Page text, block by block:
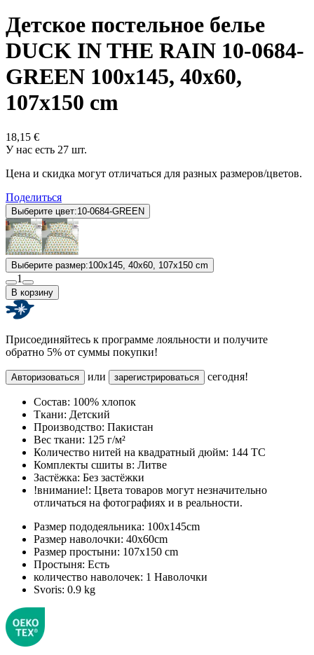
Детское постельное белье
DUCK IN THE RAIN 10-0684-
GREEN 100x145, 40x60,
107x150 cm
18,15 €
У нас есть 27 шт.
Цена и скидка могут отличаться для разных размеров/цветов.
Поделиться
Выберите цвет:10-0684-GREEN
Выберите размер:100x145, 40x60, 107x150 cm
1
В корзину
Присоединяйтесь к программе лояльности и получите
обратно 5% от суммы покупки!
Авторизоваться или зарегистрироваться сегодня!
Состав: 100% хлопок
Ткани: Детский
Производство: Пакистан
Вес ткани: 125 г/м²
Количество нитей на квадратный дюйм: 144 TC
Комплекты сшиты в: Литве
Застёжка: Без застёжки
!внимание!: Цвета товаров могут незначительно
отличаться на фотографиях и в реальности.
Размер пододеяльника: 100x145cm
Размер наволочки: 40x60cm
Размер простыни: 107x150 cm
Простыня: Есть
количество наволочек: 1 Наволочки
Svoris: 0.9 kg